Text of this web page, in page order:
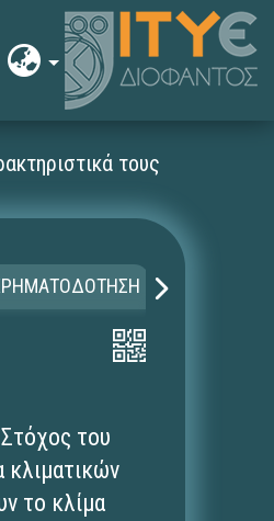
τους
Στόχος του
κλιματικών
το κλίμα